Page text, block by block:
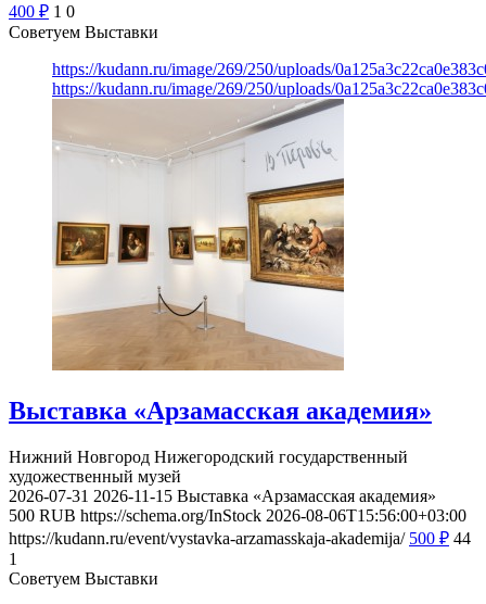
400 ₽ 1 0
Советуем Выставки
https://kudann.ru/image/269/250/uploads/
https://kudann.ru/image/269/250/uploads/
Выставка «Арзамасская академия»
Нижний Новгород Нижегородский государственный
художественный музей
2026-07-31 2026-11-15 Выставка «Арзамасская академия»
500 RUB https://schema.org/InStock 2026-08-06T15:56:00+03:00
https://kudann.ru/event/vystavka-arzamasskaja-akademija/ 500 ₽ 44
1
Советуем Выставки